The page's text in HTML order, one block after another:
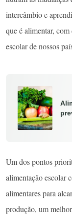
intercâmbio e
que é alimentar,
escolar de nossos
Um dos pontos
alimentação escolar
alimentares para
produção, um